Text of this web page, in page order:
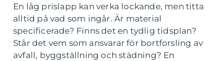
En låg prislapp kan verka lockande, men titta
alltid på vad som ingår. Är material
specificerade? Finns det en tydlig tidsplan?
Står det vem som ansvarar för bortforsling av
avfall, byggställning och städning? En